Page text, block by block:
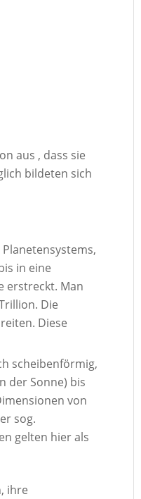
aus , dass sie
bildeten sich
in eine
erstreckt. Man
Die
Diese
scheibenförmig,
der Sonne) bis
von
sog.
gelten hier als
ihre